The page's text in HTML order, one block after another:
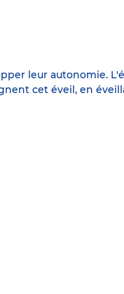
leur autonomie.
cet éveil, en